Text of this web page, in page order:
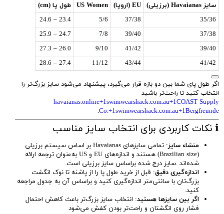
سایز Havaianas (برزیلی) EU (اروپا) US Women
طول پا (cm)
35/36
37/38
5/6
23.4 – 24.6
37/38
39/40
7/8
24.7 – 25.9
39/40
41/42
9/10
26.0 – 27.3
41/42
43/44
11/12
27.4 – 28.6
اگر طول پای شما بین دو بازه قرار می‌گیرد، پیشنهاد می‌شود سایز بزرگ‌تر را
انتخاب کنید تا راحت‌تر باشید
havaianas.online+1swimwearshack.com.au+1COAST Supply
Co.+1swimwearshack.com.au+1Bergfreunde
.
ℹ️ نکات کاربردی برای انتخاب سایز مناسب
منشاء سایز
: تمامی سایزهای Havaianas بر اساس سیستم برزیلی
(Brazilian size) هستند و اندازه‌های EU و US به‌عنوان ترجمه ارائه
شده‌اند .سایز درج شده براساس سایز برزیلی است.
اندازه‌گیری دقیق: قبل از خرید طول پا را از پاشنه تا نوک انگشت
بزرگ‌تان با سانتی‌متر اندازه‌گیری کنید و براساس آن به جدول مراجعه
کنید.
اگر بین سایزها هستید: انتخاب سایز بزرگ‌تر باعث کاهش احتمال
فشار روی انگشتان و راحت‌تر بودن کفش می‌شود